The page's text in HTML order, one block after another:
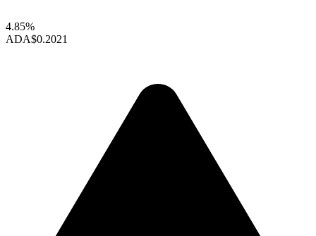
4.85%
ADA$0.2021